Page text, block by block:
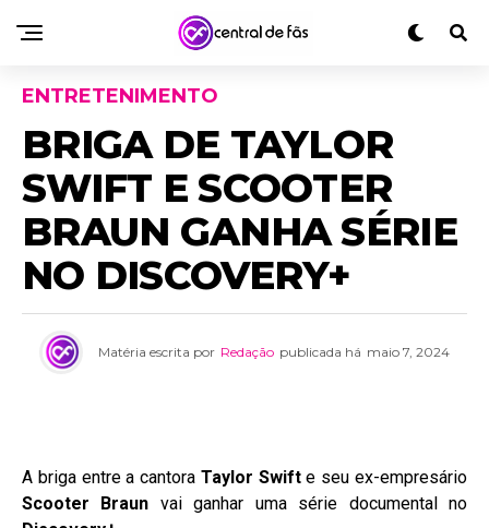
ENTRETENIMENTO
BRIGA DE TAYLOR
SWIFT E SCOOTER
BRAUN GANHA SÉRIE
NO DISCOVERY+
Matéria escrita por Redação publicada há maio 7, 2024
A briga entre a cantora Taylor Swifte seu ex-empresário
Scooter Braun vai ganhar uma série documental no